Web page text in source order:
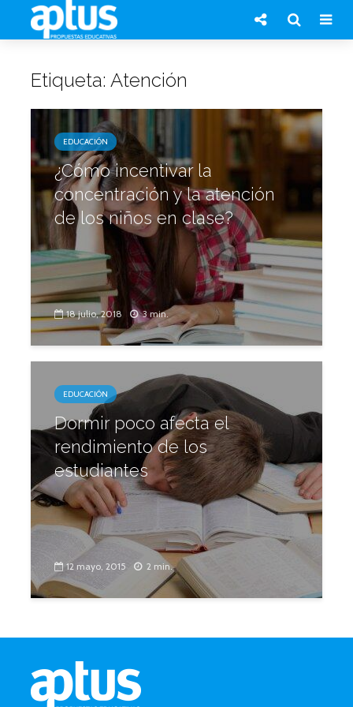
Etiqueta: Atención
EDUCACIÓN
¿Cómo incentivar la
concentración y la atención
de los niños en clase?
18 julio, 2018 3 min.
EDUCACIÓN
Dormir poco afecta el
rendimiento de los
estudiantes
12 mayo, 2015 2 min.